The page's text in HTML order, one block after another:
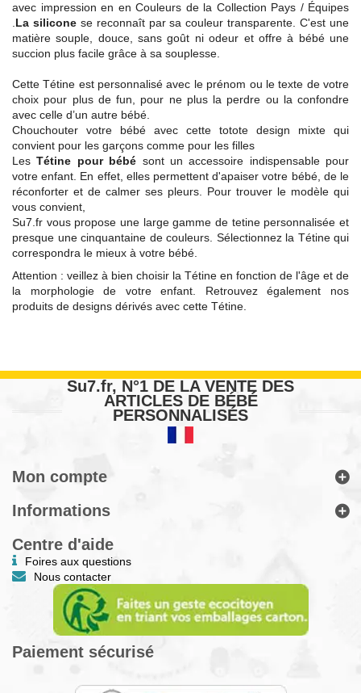
avec impression en en Couleurs de la Collection Pays / Équipes
.La silicone se reconnaît par sa couleur transparente. C'est une
matière souple, douce, sans goût ni odeur et offre à bébé une
succion plus facile grâce à sa souplesse.
Cette Tétine est personnalisé avec le prénom ou le texte de votre
choix pour plus de fun, pour ne plus la perdre ou la confondre
avec celle d’un autre bébé.
Chouchouter votre bébé avec cette totote design mixte qui
convient pour les garçons comme pour les filles
LesTétine pour bébé sont un accessoire indispensable pour
votre enfant. En effet, elles permettent d'apaiser votre bébé, de le
réconforter et de calmer ses pleurs. Pour trouver le modèle qui
vous convient,
Su7.fr vous propose une large gamme de tetine personnalisée et
presque une cinquantaine de couleurs. Sélectionnez la Tétine qui
correspondra le mieux à votre bébé.
Attention : veillez à bien choisir la Tétine en fonction de l'âge et de
la morphologie de votre enfant. Retrouvez également nos
produits de designs dérivés avec cette Tétine.
Su7.fr, N°1 DE LA VENTE DES
ARTICLES DE BÉBÉ
PERSONNALISÉS
Mon compte
Informations
Centre d'aide
Foires aux questions
Nous contacter
Paiement sécurisé